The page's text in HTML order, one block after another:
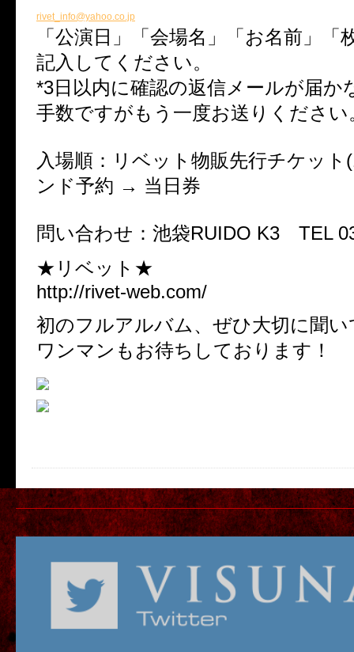
rivet_info@yahoo.co.jp
「公演日」「会場名」「お名前」「
記入してください。
*3日以内に確認の返信メールが届か
手数ですがもう一度お送りください
入場順：リベット物販先行チケッ
ンド予約 → 当日券
問い合わせ：池袋RUIDO K3 TEL
★リベット★
http://rivet-web.com/
初のフルアルバム、ぜひ大切に聞い
ワンマンもお待ちしております！